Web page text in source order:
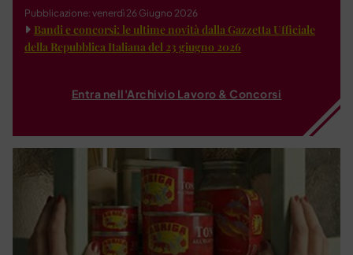
Pubblicazione: venerdì 26 Giugno 2026
Bandi e concorsi: le ultime novità dalla Gazzetta Ufficiale
della Repubblica Italiana del 23 giugno 2026
Entra nell'Archivio Lavoro & Concorsi